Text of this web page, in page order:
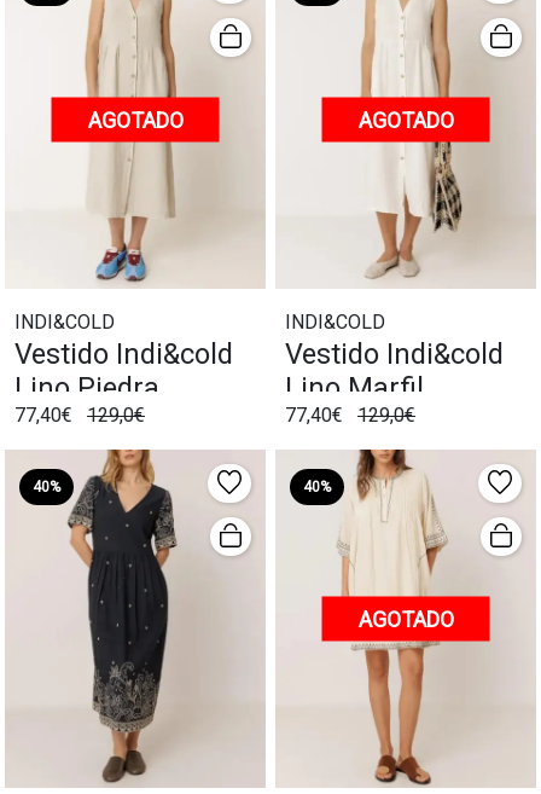
AGOTADO
INDI&COLD
Vestido Indi&cold
Lino Piedra
77,40€ 129,0€
AGOTADO
INDI&COLD
Vestido Indi&cold
Lino Marfil
77,40€ 129,0€
40% 40%
AGOTADO